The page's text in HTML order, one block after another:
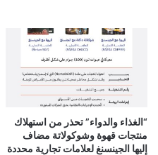
“الغذاء والدواء” تحذر من استهلاك
منتجات قهوة وشوكولاتة مضاف
إليها الجينسنغ لعلامات تجارية محددة